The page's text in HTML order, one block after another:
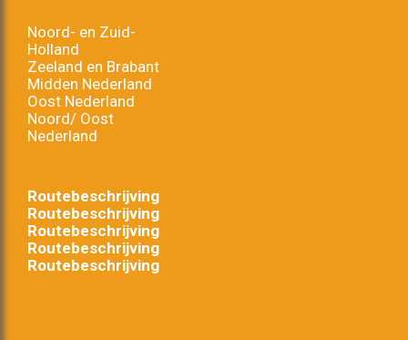
Noord- en Zuid-
Holland
Zeeland en Brabant
Midden Nederland
Oost Nederland
Noord/ Oost
Nederland
Routebeschrijving
Routebeschrijving
Routebeschrijving
Routebeschrijving
Routebeschrijving